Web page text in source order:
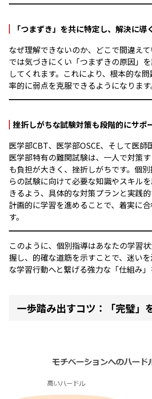
「つまずき」を共に特定し、解決に導
なぜ理解できないのか、どこで間違え
では気づきにくい「つまずきの原因」
してくれます。これにより、根本的な
率的に弱点を克服できるようになります
挫折しがちな試験対策も段階的にサポ
医学部CBT、医学部OSCE、そして医師
医学部特有の難関試験は、一人で対策
も負担が大きく、挫折しがちです。個
らの試験に向けて必要な知識やスキル
きるよう、具体的な対策プランと実践的
計画的に学習を進めることで、着実に
す。
このように、個別指導はあなたの学習
握し、的確な道筋を示すことで、迷い
な学習行動へと繋げる強力な「仕組み
一歩踏み出すコツ：「完璧」